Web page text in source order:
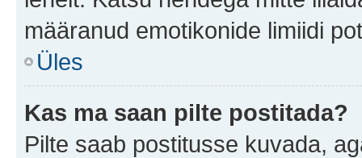
määranud emotikonide limiidi
Üles
Kas ma saan pilte postitada?
Pilte saab postitusse kuvada,